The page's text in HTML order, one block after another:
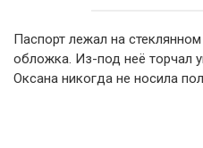
Паспорт лежал на
обложка. Из-под неё торчал
Оксана никогда не носила